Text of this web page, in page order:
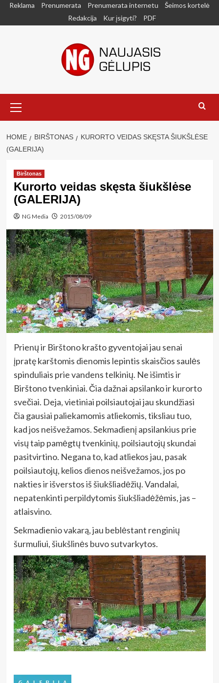
SkipReklama Prenumerata Prenumerata internetu
Šeimos kortelė
Redakcija
Kur įsigyti? PDF
Menu
HOME BIRŠTONAS
KURORTO VEIDAS SKĘSTA ŠIUKŠLĖSE
(GALERIJA)
Birštonas
Kurorto veidas skęsta šiukšlėse
(GALERIJA)
NG Media 2015/08/09
Prienų ir Birštono krašto gyventojai jau senai
įpratę karštomis dienomis lepintis skaisčios saulės
spinduliais prie vandens telkinių. Ne išimtis ir
Birštono tvenkiniai. Čia dažnai apsilanko ir kurorto
svečiai. Deja, vietiniai poilsiautojai jau skundžiasi
čia gausiai paliekamomis atliekomis, tiksliau tuo,
kad jos neišvežamos. Sekmadienį apsilankius prie
visų taip pamėgtų tvenkinių, poilsiautojų skundai
pasitvirtino. Negana to, kad atliekos jau, pasak
poilsiautojų, kelios dienos neišvežamos, jos po
nakties ir išverstos iš šiukšliadėžių. Vandalai,
nepatenkinti perpildytomis šiukšliadėžėmis, jas –
atlaisvino.
Sekmadienio vakarą, jau beblėstant renginių
šurmuliui, šiukšlinės buvo sutvarkytos.